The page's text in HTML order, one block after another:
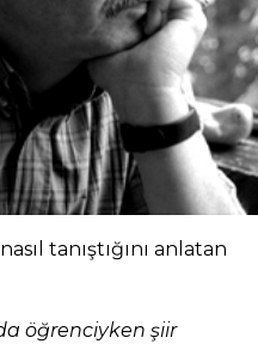
tanıştığını anlatan
öğrenciyken şiir